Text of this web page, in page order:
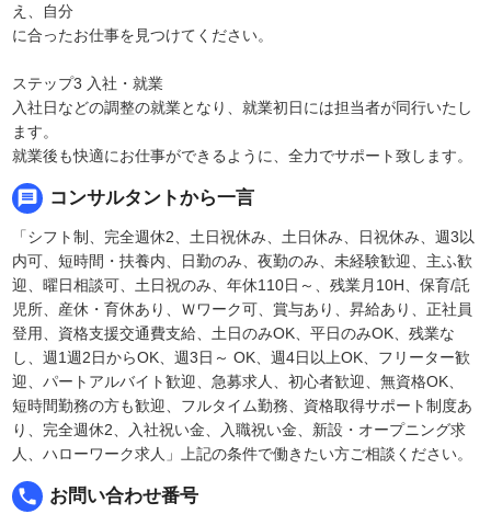
え、自分
に合ったお仕事を見つけてください。
ステップ3 入社・就業
入社日などの調整の就業となり、就業初日には担当者が同行いたし
ます。
就業後も快適にお仕事ができるように、全力でサポート致します。
message コンサルタントから一言
「シフト制、完全週休2、土日祝休み、土日休み、日祝休み、週3以
内可、短時間・扶養内、日勤のみ、夜勤のみ、未経験歓迎、主ふ歓
迎、曜日相談可、土日祝のみ、年休110日～、残業月10H、保育/託
児所、産休・育休あり、Ｗワーク可、賞与あり、昇給あり、正社員
登用、資格支援交通費支給、土日のみOK、平日のみOK、残業な
し、週1週2日からOK、週3日～ OK、週4日以上OK、フリーター歓
迎、パートアルバイト歓迎、急募求人、初心者歓迎、無資格OK、
短時間勤務の方も歓迎、フルタイム勤務、資格取得サポート制度あ
り、完全週休2、入社祝い金、入職祝い金、新設・オープニング求
人、ハローワーク求人」上記の条件で働きたい方ご相談ください。
local_phone お問い合わせ番号